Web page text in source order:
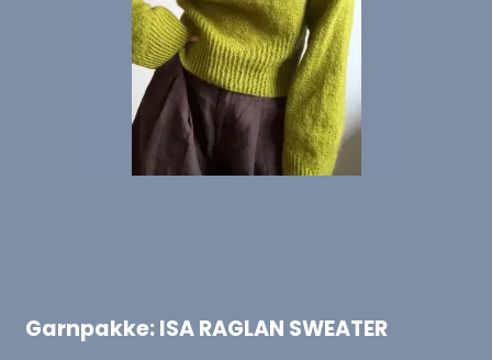
Garnpakke: ISA RAGLAN SWEATER